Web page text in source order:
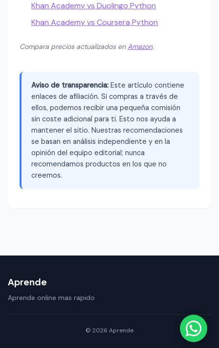
Khan Academy vs Duolingo Python
Khan Academy vs Coursera Python
Compara precios actualizados en Amazon.
Aviso de transparencia: Este artículo contiene
enlaces de afiliación. Si compras a través de
ellos, podemos recibir una pequeña comisión
sin coste adicional para ti. Esto nos ayuda a
mantener el sitio. Nuestras recomendaciones
se basan en análisis independiente y en la
opinión del equipo editorial; nunca
recomendamos productos en los que no
creemos.
Aprende
Aprende online mas rapido
© 2026 Aprende